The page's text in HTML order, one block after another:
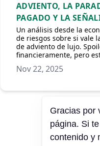
ADVIENTO, LA
PAGADO Y LA
Un análisis desde la
de riesgos sobre si vale
de adviento de lujo.
financieramente, pero
Nov 22, 2025